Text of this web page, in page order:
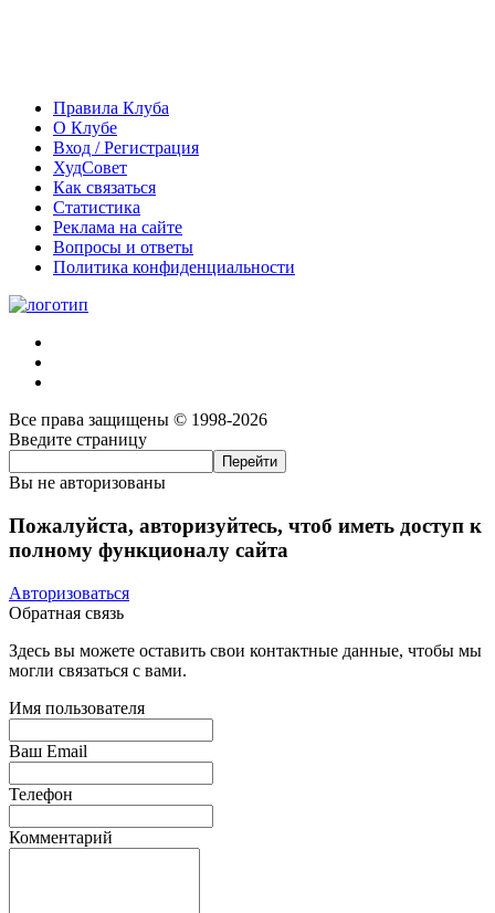
Правила Клуба
О Клубе
Вход / Регистрация
ХудСовет
Как связаться
Статистика
Реклама на сайте
Вопросы и ответы
Политика конфиденциальности
Все права защищены © 1998-2026
Введите страницу
Вы не авторизованы
Пожалуйста, авторизуйтесь, чтоб иметь доступ к
полному функционалу сайта
Авторизоваться
Обратная связь
Здесь вы можете оставить свои контактные данные, чтобы мы
могли связаться с вами.
Имя пользователя
Ваш Email
Телефон
Комментарий